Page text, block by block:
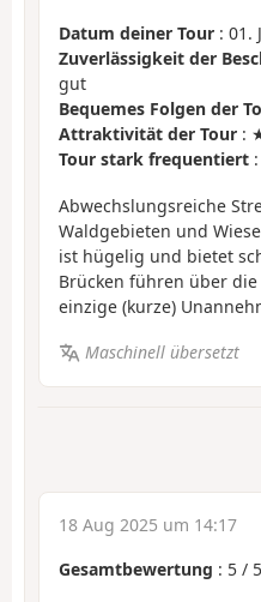
Datum deiner Tour : 01.
Zuverlässigkeit der
gut
Bequemes Folgen der
Attraktivität der Tour :
Tour stark frequentiert
Abwechslungsreiche
Waldgebieten und
ist hügelig und bietet
Brücken führen über
einzige (kurze)
Maschinell übersetzt
18 Aug 2025 um 14:17
Gesamtbewertung : 5 / 5